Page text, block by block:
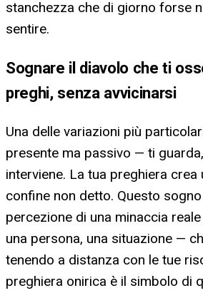
stanchezza che di giorno forse
sentire.
Sognare il diavolo che ti
preghi, senza avvicinarsi
Una delle variazioni più
presente ma passivo — ti
interviene. La tua preghiera crea
confine non detto. Questo
percezione di una minaccia
una persona, una situazione —
tenendo a distanza con le tue
preghiera onirica è il simbolo di